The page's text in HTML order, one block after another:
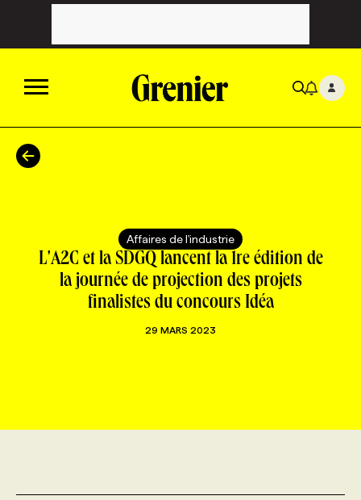
ACTUALITÉS
TOUTES LES CATÉGORIES
CAMPAGNES ET CRÉATIVITÉ
CHRONIQUES
TOUTES LES CHRONIQUES
FORFAITS ABONNEMENT
VOIR TOUTES LES PARUTIONS
INFOLETTRES
INFOLETTRE EN BREF
Affaires de l'industrie
L'A2C et la SDGQ lancent la 1re édition de
la journée de projection des projets
finalistes du concours Idéa
29 MARS 2023